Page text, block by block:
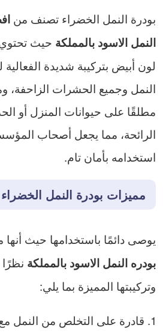
بودرة النمل الخضراء تصنف من
النمل الاسود بالمملكة حيث
لون أبيض بتركيبة شديدة الفعالية
النمل وجميع الحشرات الزاحفة،
مطلقًا على حيوانات المنزل أو
الرائحة، مما يجعل أصحاب
استخدامه بأمان تام.
مميزات بودرة النمل الخضراء
يوصى دائمًا باستخدامها حيث أنها
بودره النمل الاسود بالمملكة
وتركيبتها المميزة بما يلي:
قادرة على التخلص من النمل